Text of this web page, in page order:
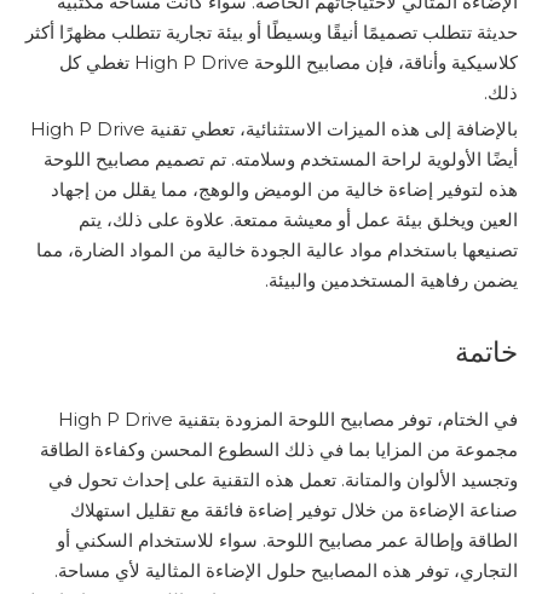
حديثة تتطلب تصميمًا أنيقًا وبسيطًا أو بيئة تجارية تتطلب مظهرًا أكثر
كلاسيكية وأناقة، فإن مصابيح اللوحة High P Drive تغطي كل
ذلك.
بالإضافة إلى هذه الميزات الاستثنائية، تعطي تقنية High P Drive
أيضًا الأولوية لراحة المستخدم وسلامته. تم تصميم مصابيح اللوحة
هذه لتوفير إضاءة خالية من الوميض والوهج، مما يقلل من إجهاد
العين ويخلق بيئة عمل أو معيشة ممتعة. علاوة على ذلك، يتم
تصنيعها باستخدام مواد عالية الجودة خالية من المواد الضارة، مما
يضمن رفاهية المستخدمين والبيئة.
خاتمة
في الختام، توفر مصابيح اللوحة المزودة بتقنية High P Drive
مجموعة من المزايا بما في ذلك السطوع المحسن وكفاءة الطاقة
وتجسيد الألوان والمتانة. تعمل هذه التقنية على إحداث تحول في
صناعة الإضاءة من خلال توفير إضاءة فائقة مع تقليل استهلاك
الطاقة وإطالة عمر مصابيح اللوحة. سواء للاستخدام السكني أو
التجاري، توفر هذه المصابيح حلول الإضاءة المثالية لأي مساحة.